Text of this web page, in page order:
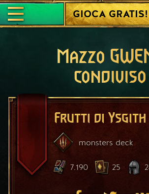
GIOCA GRATIS!
Mazzo
condiviso
Frutti di Ysgith
monsters deck
7.190 25